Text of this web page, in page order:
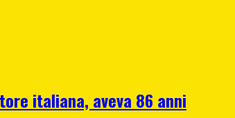
italiana, aveva 86 anni